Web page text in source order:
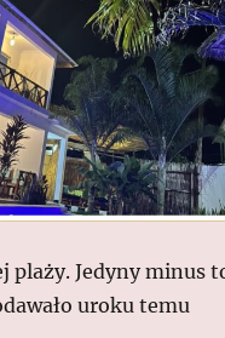
plaży. Jedyny minus
uroku temu